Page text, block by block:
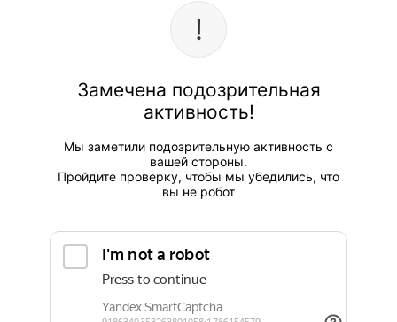
Замечена подозрительная
активность!
Мы заметили подозрительную активность с
вашей стороны.
Пройдите проверку, чтобы мы убедились, что
вы не робот